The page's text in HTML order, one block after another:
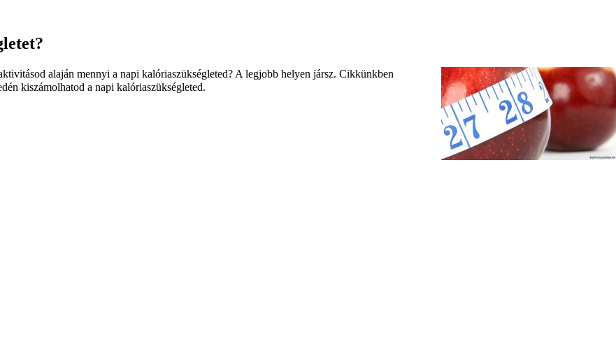
alaján mennyi a napi kalóriaszükségleted? A legjobb helyen jársz. Cikkünkben
kiszámolhatod a napi kalóriaszükségleted.